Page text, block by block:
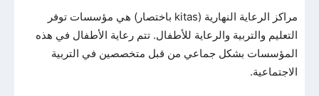
مراكز الرعاية النهارية (kitas باختصار) هي مؤسسات توفر
التعليم والتربية والرعاية للأطفال. تتم رعاية الأطفال في هذه
المؤسسات بشكل جماعي من قبل متخصصين في التربية
الاجتماعية.